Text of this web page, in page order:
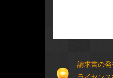
請求書の